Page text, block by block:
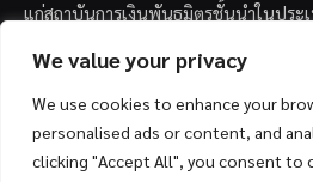
We value your privacy
We use cookies to enhance your
personalised ads or content, and
clicking "Accept All", you consent to
แก่สถาบันการเงินพันธมิตรชั้นนำในประ
– บล. กรุงไทย เอ็กซ์สปริง จำกัด
– บล. ฟิลลิป (ประเทศไทย) จำกัด (มหา